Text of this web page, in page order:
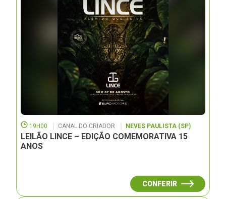
19H00 CANAL DO CRIADOR NEVES PAULISTA (SP)
LEILÃO LINCE – EDIÇÃO COMEMORATIVA 15
ANOS
CONFERIR